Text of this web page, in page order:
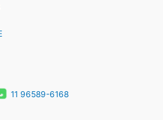
11 96589-6168